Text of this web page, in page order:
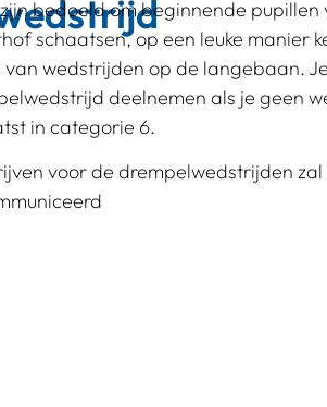
bedoeld om beginnende
schaatsen, op een leuke manier
wedstrijden op de langebaan.
deelnemen als je geen
in categorie 6.
voor de drempelwedstrijden